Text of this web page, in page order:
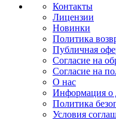
Контакты
Лицензии
Новинки
Политика
Публичная
Согласие на
Согласие на
О нас
Информация о
Политика
Условия